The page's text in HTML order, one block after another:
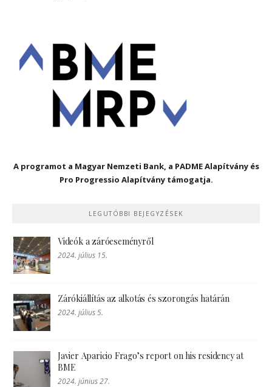
A programot a Magyar Nemzeti Bank, a PADME Alapítvány és
Pro Progressio Alapítvány támogatja.
LEGUTÓBBI BEJEGYZÉSEK
Videók a záróeseményről
2024. július 15.
Zárókiállítás az alkotás és szorongás határán
2024. július 5.
Javier Aparicio Frago’s report on his residency at
BME
2024. június 27.